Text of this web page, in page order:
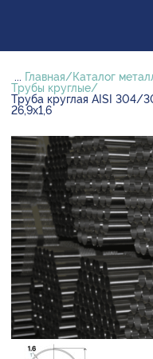
... Главная Каталог
Трубы круглые
Труба круглая AISI 304/
26,9х1,6